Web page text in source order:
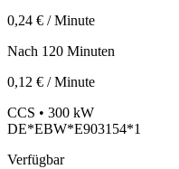
0,24 € / Minute
Nach 120 Minuten
0,12 € / Minute
CCS • 300 kW
DE*EBW*E903154*1
Verfügbar